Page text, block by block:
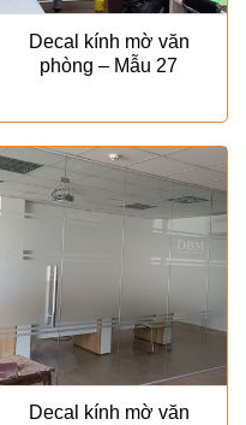
Decal kính mờ văn
phòng – Mẫu 27
Decal kính mờ văn